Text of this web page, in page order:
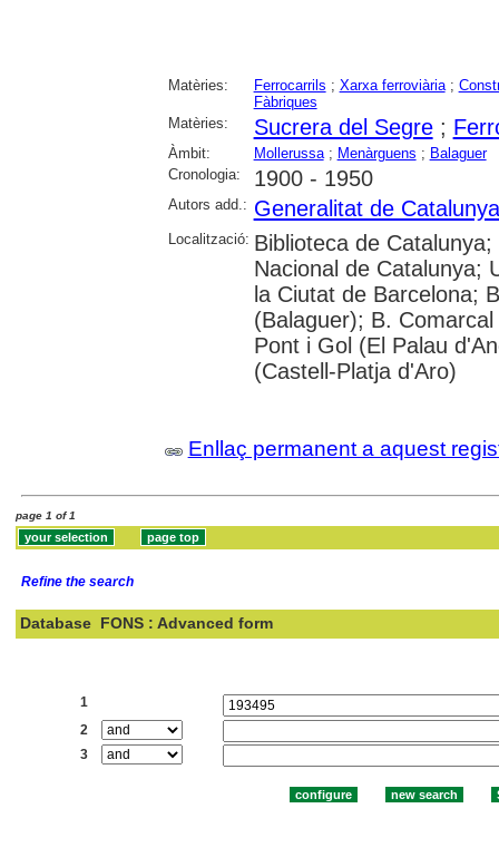
Matèries: Ferrocarrils ; Xarxa ferroviària;
Fàbriques
Matèries:
Sucrera del Segre;
Àmbit: Mollerussa; Menàrguens ; Balaguer
Cronologia:
1900 - 1950
Autors add.: Generalitat de Catalunya
Localització: Biblioteca de
Nacional de Catalunya;
la Ciutat de Barcelona;
(Balaguer); B.
Pont i Gol (El Palau
(Castell-Platja d'Aro)
Enllaç permanent a aquest
page 1 of 1
Refine the search
Database FONS : Advanced form
1
2
3